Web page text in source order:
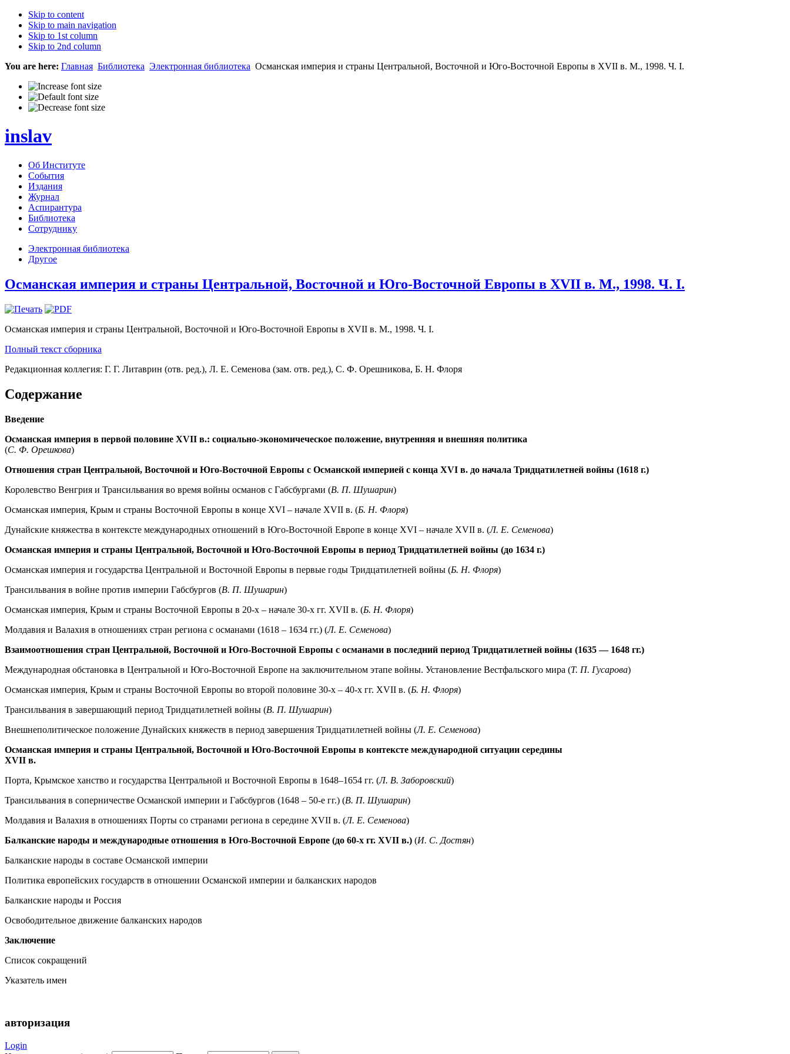
Skip to content
Skip to main navigation
Skip to 1st column
Skip to 2nd column
You are here: Главная Библиотека Электронная библиотека Османская империя и страны Центральной, Восточной и Юго-Восточной Европы в XVII в. М., 1998. Ч. I.
inslav
Об Институте
События
Издания
Журнал
Аспирантура
Библиотека
Сотруднику
Электронная библиотека
Другое
Османская империя и страны Центральной, Восточной и Юго-Восточной Европы в XVII в. М., 1998. Ч. I.
Османская империя и страны Центральной, Восточной и Юго-Восточной Европы в XVII в. М., 1998. Ч. I.
Полный текст сборника
Редакционная коллегия: Г. Г. Литаврин (отв. ред.), Л. Е. Семенова (зам. отв. ред.), С. Ф. Орешникова, Б. Н. Флоря
Содержание
Введение
Османская империя в первой половине ХVII в.: социально-экономичеческое положение, внутренняя и внешняя политика
(С. Ф. Орешкова)
Отношения стран Центральной, Восточной и Юго-Восточной Европы с Османской империей с конца ХVI в. до начала Тридцатилетней войны (1618 г.)
Королевство Венгрия и Трансильвания во время войны османов с Габсбургами (В. П. Шушарин)
Османская империя, Крым и страны Восточной Европы в конце ХVI – начале ХVII в. (Б. Н. Флоря)
Дунайские княжества в контексте международных отношений в Юго-Восточной Европе в конце ХVI – начале ХVII в. (Л. Е. Семенова)
Османская империя и страны Центральной, Восточной и Юго-Восточной Европы в период Тридцатилетней войны (до 1634 г.)
Османская империя и государства Центральной и Восточной Европы в первые годы Тридцатилетней войны (Б. Н. Флоря)
Трансильвания в войне против империи Габсбургов (В. П. Шушарин)
Османская империя, Крым и страны Восточной Европы в 20-х – начале 30-х гг. ХVII в. (Б. Н. Флоря)
Молдавия и Валахия в отношениях стран региона с османами (1618 – 1634 гг.) (Л. Е. Семенова)
Взаимоотношения стран Центральной, Восточной и Юго-Восточной Европы с османами в последний период Тридцатилетней войны (1635 — 1648 гг.)
Международная обстановка в Центральной и Юго-Восточной Европе на заключительном этапе войны. Установление Вестфальского мира (Т. П. Гусарова)
Османская империя, Крым и страны Восточной Европы во второй половине 30-х – 40-х гг. ХVII в. (Б. Н. Флоря)
Трансильвания в завершающий период Тридцатилетней войны (В. П. Шушарин)
Внешнеполитическое положение Дунайских княжеств в период завершения Тридцатилетней войны (Л. Е. Семенова)
Османская империя и страны Центральной, Восточной и Юго-Восточной Европы в контексте международной ситуации середины
ХVII в.
Порта, Крымское ханство и государства Центральной и Восточной Европы в 1648–1654 гг. (Л. В. Заборовский)
Трансильвания в соперничестве Османской империи и Габсбургов (1648 – 50-е гг.) (В. П. Шушарин)
Молдавия и Валахия в отношениях Порты со странами региона в середине ХVII в. (Л. Е. Семенова)
Балканские народы и международные отношения в Юго-Восточной Европе (до 60-х гг. ХVII в.) (И. С. Достян)
Балканские народы в составе Османской империи
Политика европейских государств в отношении Османской империи и балканских народов
Балканские народы и Россия
Освободительное движение балканских народов
Заключение
Список сокращений
Указатель имен
авторизация
Login